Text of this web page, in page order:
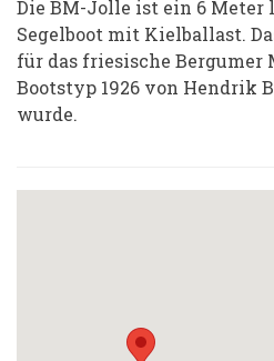
Die BM-Jolle ist ein 6
Segelboot mit Kielballast.
für das friesische Bergumer
Bootstyp 1926 von Hendrik
wurde.